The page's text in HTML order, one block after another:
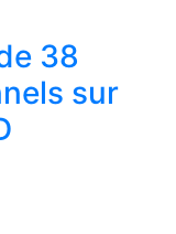
38
sur